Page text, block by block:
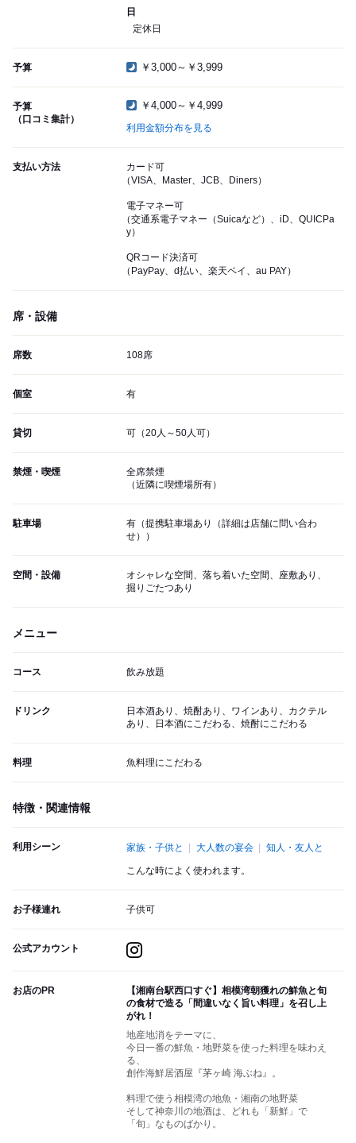
日
定休日
予算 ￥3,000～￥3,999
予算
（口コミ集計）
￥4,000～￥4,999
利用金額分布を見る
支払い方法
カード可
（VISA、Master、JCB、Diners）
電子マネー可
（交通系電子マネー（Suicaなど）、iD、QUICPa
y）
QRコード決済可
（PayPay、d払い、楽天ペイ、au PAY）
席・設備
席数 108席
個室 有
貸切 可（20人～50人可）
禁煙・喫煙
全席禁煙
（近隣に喫煙場所有）
駐車場
有（提携駐車場あり（詳細は店舗に問い合わ
せ））
空間・設備
オシャレな空間、落ち着いた空間、座敷あり、
掘りごたつあり
メニュー
コース 飲み放題
ドリンク
日本酒あり、焼酎あり、ワインあり、カクテル
あり、日本酒にこだわる、焼酎にこだわる
料理 魚料理にこだわる
特徴・関連情報
利用シーン 家族・子供と 大人数の宴会 知人・友人と
こんな時によく使われます。
お子様連れ 子供可
公式アカウント
お店のPR
【湘南台駅西口すぐ】相模湾朝獲れの鮮魚と旬
の食材で造る「間違いなく旨い料理」を召し上
がれ！
地産地消をテーマに、
今日一番の鮮魚・地野菜を使った料理を味わえ
る、
創作海鮮居酒屋『茅ヶ崎 海ぶね』。
料理で使う相模湾の地魚・湘南の地野菜
そして神奈川の地酒は、どれも「新鮮」で
「旬」なものばかり。